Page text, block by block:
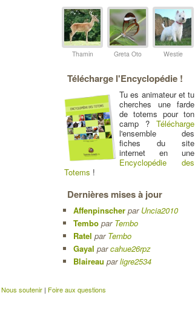
Thamin Greta Oto Westie
Télécharge l'Encyclopédie !
Tu es animateur et tu
cherches une farde
de totems pour ton
camp ? Télécharge
l'ensemble des
fiches du site
internet en une
Encyclopédie des
Totems !
Dernières mises à jour
Affenpinscher par Uncia2010
Tembo par Tembo
Ratel par Tembo
Gayal parcahue26rpz
Blaireau parligre2534
Nous soutenir | Foire aux questions